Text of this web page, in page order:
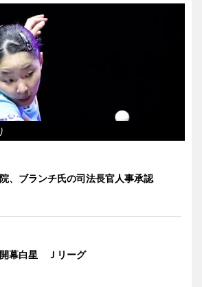
、ブランチ氏の司法長官人事承認
幕白星 Ｊリーグ